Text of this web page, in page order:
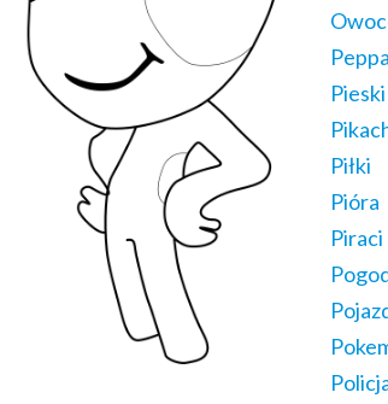
Peppa
Pieski
Piłki
Pióra
Piraci